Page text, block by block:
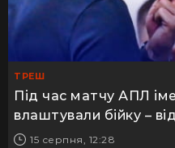
ТРЕШ
Під час матчу АПЛ
влаштували бійку –
15 серпня, 12:28